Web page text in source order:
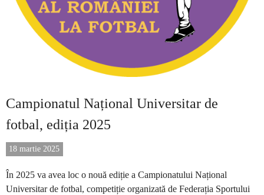
Campionatul Național Universitar de
fotbal, ediția 2025
18 martie 2025
În 2025 va avea loc o nouă ediție a Campionatului Național
Universitar de fotbal, competiție organizată de Federația Sportului